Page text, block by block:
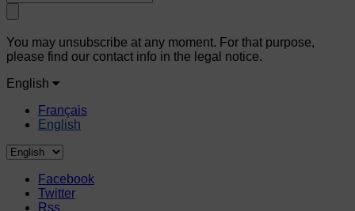
You may unsubscribe at any moment. For that purpose,
please find our contact info in the legal notice.
English
Français
English
Facebook
Twitter
Rss